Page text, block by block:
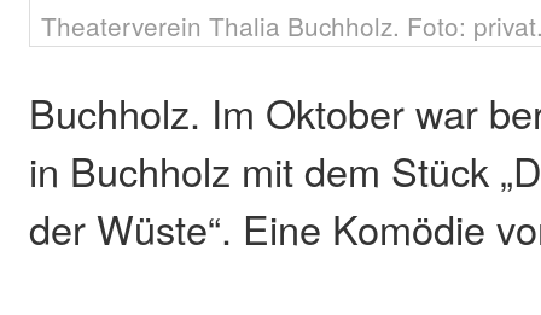
Theaterverein Thalia Buchholz. Foto:
Buchholz. Im Oktober war
in Buchholz mit dem Stück
der Wüste“. Eine Komödie